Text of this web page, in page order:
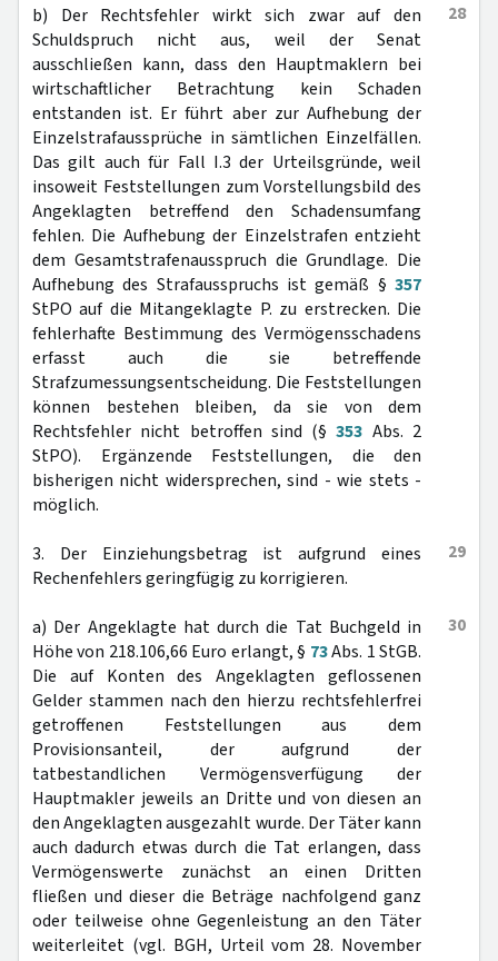
28
b) Der Rechtsfehler wirkt sich zwar auf den
Schuldspruch nicht aus, weil der Senat
ausschließen kann, dass den Hauptmaklern bei
wirtschaftlicher Betrachtung kein Schaden
entstanden ist. Er führt aber zur Aufhebung der
Einzelstrafaussprüche in sämtlichen Einzelfällen.
Das gilt auch für Fall I.3 der Urteilsgründe, weil
insoweit Feststellungen zum Vorstellungsbild des
Angeklagten betreffend den Schadensumfang
fehlen. Die Aufhebung der Einzelstrafen entzieht
dem Gesamtstrafenausspruch die Grundlage. Die
Aufhebung des Strafausspruchs ist gemäß § 357
StPO auf die Mitangeklagte P. zu erstrecken. Die
fehlerhafte Bestimmung des Vermögensschadens
erfasst auch die sie betreffende
Strafzumessungsentscheidung. Die Feststellungen
können bestehen bleiben, da sie von dem
Rechtsfehler nicht betroffen sind (§353 Abs. 2
StPO). Ergänzende Feststellungen, die den
bisherigen nicht widersprechen, sind - wie stets -
möglich.
29
3. Der Einziehungsbetrag ist aufgrund eines
Rechenfehlers geringfügig zu korrigieren.
30
a) Der Angeklagte hat durch die Tat Buchgeld in
Höhe von 218.106,66 Euro erlangt, § 73Abs. 1 StGB.
Die auf Konten des Angeklagten geflossenen
Gelder stammen nach den hierzu rechtsfehlerfrei
getroffenen Feststellungen aus dem
Provisionsanteil, der aufgrund der
tatbestandlichen Vermögensverfügung der
Hauptmakler jeweils an Dritte und von diesen an
den Angeklagten ausgezahlt wurde. Der Täter kann
auch dadurch etwas durch die Tat erlangen, dass
Vermögenswerte zunächst an einen Dritten
fließen und dieser die Beträge nachfolgend ganz
oder teilweise ohne Gegenleistung an den Täter
weiterleitet (vgl. BGH, Urteil vom 28. November